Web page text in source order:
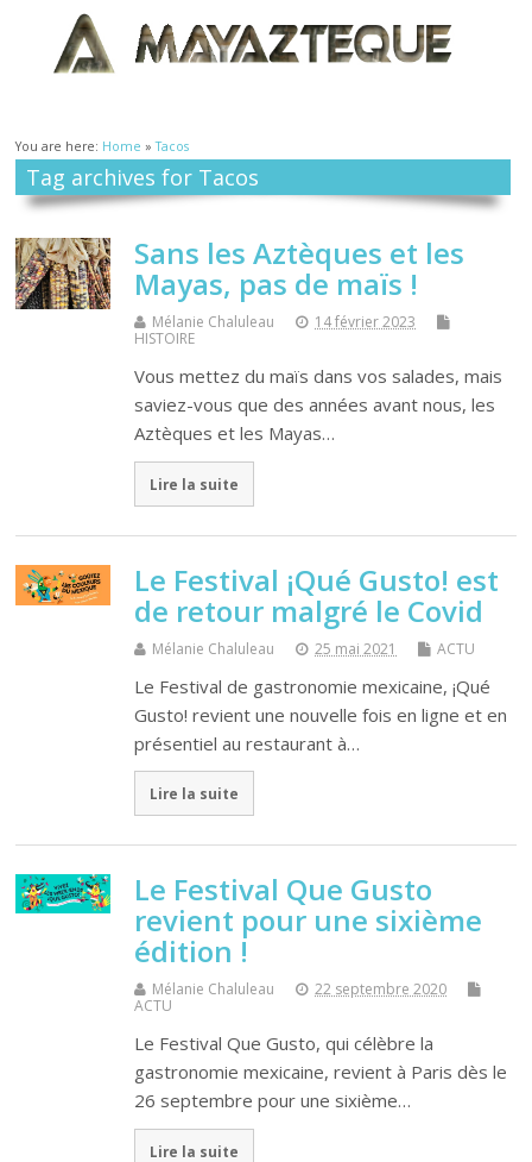
You are here: Home »Tacos
Tag archives for Tacos
Sans les Aztèques et les
Mayas, pas de maïs !
Mélanie Chaluleau
14 février 2023
HISTOIRE
Vous mettez du maïs dans vos salades, mais
saviez-vous que des années avant nous, les
Aztèques et les Mayas…
Lire la suite
Le Festival ¡Qué Gusto! est
de retour malgré le Covid
Mélanie Chaluleau 25 mai 2021 ACTU
Le Festival de gastronomie mexicaine, ¡Qué
Gusto! revient une nouvelle fois en ligne et en
présentiel au restaurant à…
Lire la suite
Le Festival Que Gusto
revient pour une sixième
édition !
Mélanie Chaluleau
22 septembre 2020
ACTU
Le Festival Que Gusto, qui célèbre la
gastronomie mexicaine, revient à Paris dès le
26 septembre pour une sixième…
Lire la suite